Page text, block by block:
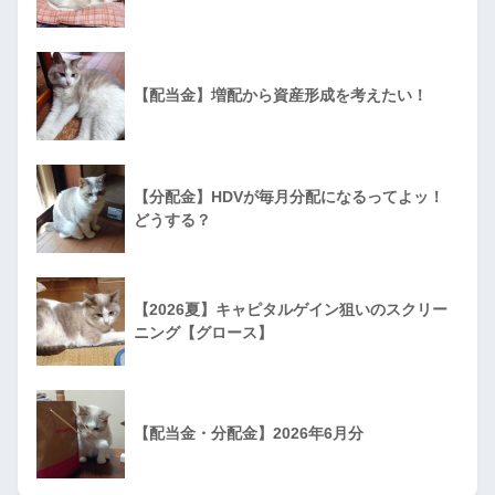
【配当金】増配から資産形成を考えたい！
【分配金】HDVが毎月分配になるってよッ！
どうする？
【2026夏】キャピタルゲイン狙いのスクリー
ニング【グロース】
【配当金・分配金】2026年6月分